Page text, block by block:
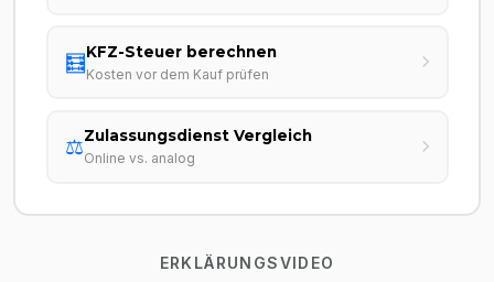
🧮KFZ-Steuer berechnen
Kosten vor dem Kauf prüfen
⚖️Zulassungsdienst Vergleich
Online vs. analog
ERKLÄRUNGSVIDEO